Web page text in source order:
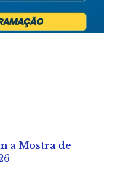
a Mostra de